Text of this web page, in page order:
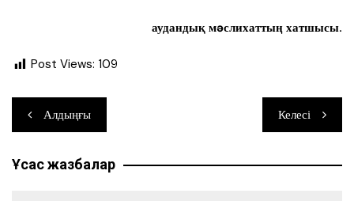
аудандық мəслихаттың хатшысы.
Post Views: 109
Навигация
по
записям
Алдыңғы Келесі
Ұқсас жазбалар